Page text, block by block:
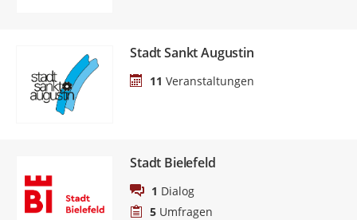
Stadt Sankt Augustin
11 Veranstaltungen
Stadt Bielefeld
1 Dialog
5 Umfragen